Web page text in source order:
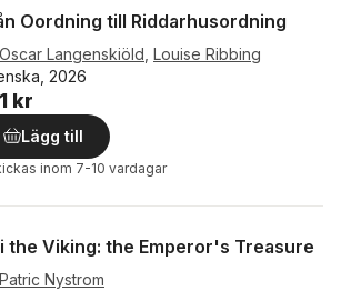
Oordning till Riddarhusordning
Oscar Langenskiöld Louise Ribbing
2026
kr
Lägg till
inom 7-10 vardagar
the Viking: the Emperor's Treasure
Patric Nystrom